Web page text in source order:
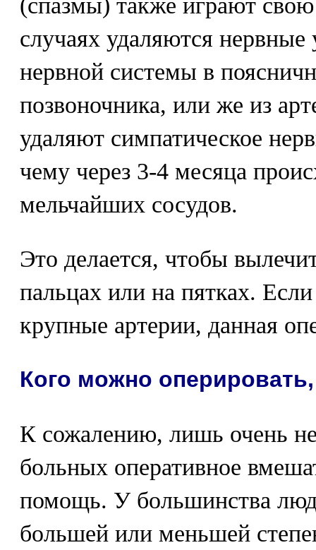
(спазмы) также играют
случаях удаляются
нервной системы в
позвоночника, или же из
удаляют симпатическое
чему через 3-4 месяца
мельчайших сосудов.
Это делается, чтобы
пальцах или на пятках.
крупные артерии, данная
Кого можно
К сожалению, лишь очень
больных оперативное
помощь. У большинства
большей или меньшей